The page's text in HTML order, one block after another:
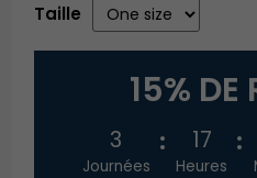
Taille
15% DE
3
Journées
17
Heures